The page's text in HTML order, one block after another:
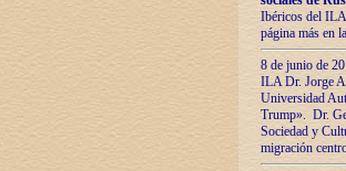
Ibéricos del ILA
página más en
8 de junio de
ILA Dr. Jorge
Universidad
Trump». Dr.
Sociedad y
migración